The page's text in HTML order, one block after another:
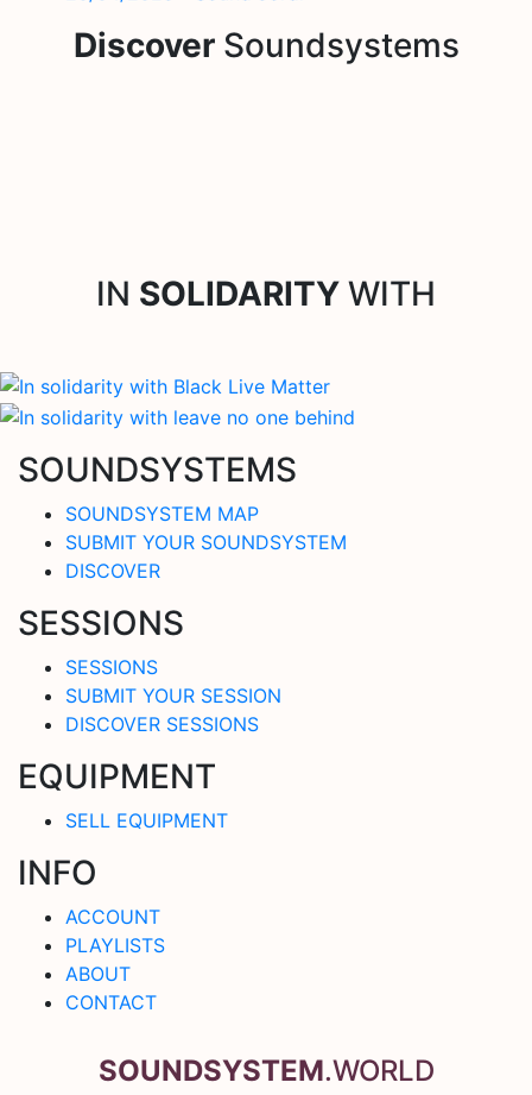
DiscoverSoundsystems
IN SOLIDARITY WITH
SOUNDSYSTEMS
SOUNDSYSTEM MAP
SUBMIT YOUR SOUNDSYSTEM
DISCOVER
SESSIONS
SESSIONS
SUBMIT YOUR SESSION
DISCOVER SESSIONS
EQUIPMENT
SELL EQUIPMENT
INFO
ACCOUNT
PLAYLISTS
ABOUT
CONTACT
SOUNDSYSTEM.WORLD